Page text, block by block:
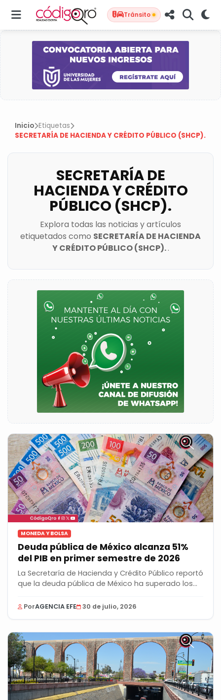
Tránsito
Inicio Etiquetas
SECRETARÍA DE HACIENDA Y CRÉDITO PÚBLICO (SHCP).
SECRETARÍA DE
HACIENDA Y CRÉDITO
PÚBLICO (SHCP).
Explora todas las noticias y artículos
etiquetados como SECRETARÍA DE HACIENDA
Y CRÉDITO PÚBLICO (SHCP)..
MONEDA Y BOLSA
Deuda pública de México alcanza 51%
del PIB en primer semestre de 2026
La Secretaría de Hacienda y Crédito Público reportó
que la deuda pública de México ha superado los...
PorAGENCIA EFE 30 de julio, 2026